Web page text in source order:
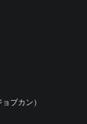
ブカン）